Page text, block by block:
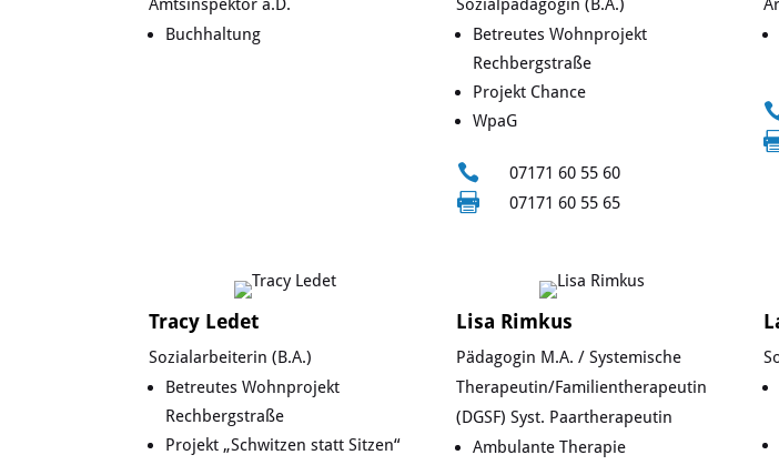
Amtsinspektor a.D.
Buchhaltung
Sozialpädagogin (B.A.)
Betreutes Wohnprojekt
Rechbergstraße
Projekt Chance
WpaG
 07171 60 55 60
 07171 60 55 65
Tracy Ledet
Sozialarbeiterin (B.A.)
Betreutes Wohnprojekt
Rechbergstraße
Projekt „Schwitzen statt Sitzen“
Lisa Rimkus
Pädagogin M.A. / Systemische
Therapeutin/Familientherapeutin
(DGSF) Syst. Paartherapeutin
Ambulante Therapie